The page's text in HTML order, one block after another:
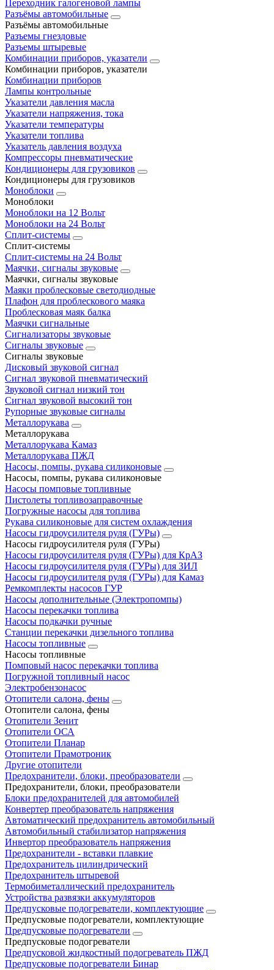
Переходник галогеновой лампы
Разъёмы автомобильные
Разъёмы автомобильные
Разъемы гнездовые
Разъемы штыревые
Комбинации приборов, указатели
Комбинации приборов, указатели
Комбинации приборов
Лампы контрольные
Указатели давления масла
Указатели напряжения, тока
Указатели температуры
Указатели топлива
Указатель давления воздуха
Компрессоры пневматические
Кондиционеры для грузовиков
Кондиционеры для грузовиков
Моноблоки
Моноблоки
Моноблоки на 12 Вольт
Моноблоки на 24 Вольт
Сплит-системы
Сплит-системы
Сплит‑системы на 24 Вольт
Маячки, сигналы звуковые
Маячки, сигналы звуковые
Маяки проблесковые светодиодные
Плафон для проблескового маяка
Проблесковая маяк балка
Маячки сигнальные
Сигнализаторы звуковые
Сигналы звуковые
Сигналы звуковые
Дисковый звуковой сигнал
Сигнал звуковой пневматический
Звуковой сигнал низкий тон
Сигнал звуковой высокий тон
Рупорные звуковые сигналы
Металлорукава
Металлорукава
Металлорукава Камаз
Металлорукава ПЖД
Насосы, помпы, рукава силиконовые
Насосы, помпы, рукава силиконовые
Насосы помповые топливные
Пистолеты топливозаправочные
Погружные насосы для топлива
Рукава силиконовые для систем охлаждения
Насосы гидроусилителя руля (ГУРы)
Насосы гидроусилителя руля (ГУРы)
Насосы гидроусилителя руля (ГУРы) для КрАЗ
Насосы гидроусилителя руля (ГУРы) для ЗИЛ
Насосы гидроусилителя руля (ГУРы) для Камаз
Ремкомплекты насосов ГУР
Насосы дополнительные (Электропомпы)
Насосы перекачки топлива
Насосы подкачки ручные
Станции перекачки дизельного топлива
Насосы топливные
Насосы топливные
Помповый насос перекачки топлива
Погружной топливный насос
Электробензонасос
Отопители салона, фены
Отопители салона, фены
Отопители Зенит
Отопители ОСА
Отопители Планар
Отопители Прамотроник
Другие отопители
Предохранители, блоки, преобразователи
Предохранители, блоки, преобразователи
Блоки предохранителей для автомобилей
Конвертер преобразователь напряжения
Автоматический предохранитель автомобильный
Автомобильный стабилизатор напряжения
Инвертор преобразователь напряжения
Предохранители - вставки плавкие
Предохранитель цилиндрический
Предохранитель штыревой
Термобиметаллический предохранитель
Устройства развязки аккумуляторов
Предпусковые подогреватели, комплектующие
Предпусковые подогреватели, комплектующие
Предпусковые подогреватели
Предпусковые подогреватели
Предпусковой жидкостный подогреватель ПЖД
Предпусковые подогреватели Бинар